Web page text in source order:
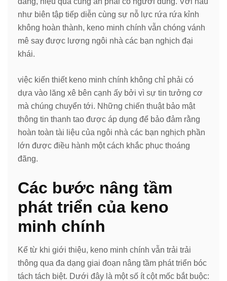
như biên tập tiếp diễn cùng sự nỗ lực rứa rứa kỉnh
không hoàn thành, keno minh chính vẫn chóng vánh
mê say được lượng ngôi nhà các bạn nghịch đại
khái.
việc kiến thiết keno minh chính không chỉ phải có
dựa vào lăng xê bên cạnh ấy bởi vì sự tin tưởng cơ
mà chúng chuyển tới. Những chiến thuật bảo mật
thông tin thanh tao được áp dụng để bảo đảm rằng
hoàn toàn tài liệu của ngôi nhà các bạn nghịch phần
lớn được điều hành một cách khắc phục thoáng
đãng.
Các bước nâng tầm
phát triển của keno
minh chính
Kể từ khi giới thiệu, keno minh chính vẫn trải trải
thông qua đa dạng giai đoạn nâng tầm phát triển bóc
tách tách biệt. Dưới đây là một số ít cột mốc bắt buộc: